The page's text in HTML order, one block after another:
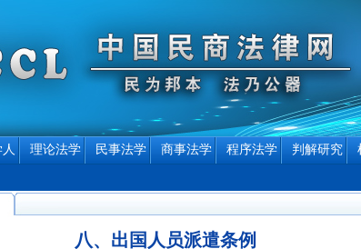
理论法学 民事法学 商事法学 程序法学 判解研究
八、出国人员派遣条例